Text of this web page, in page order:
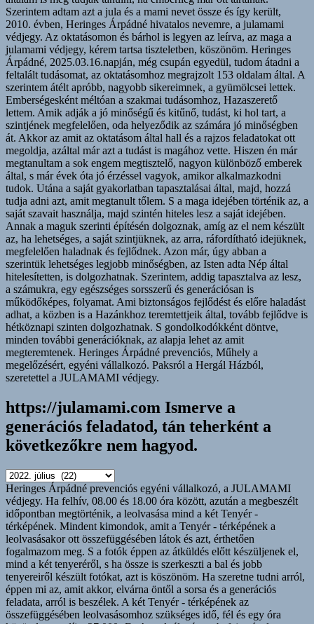
https://julamami.com Ismerve a
generációs feladatod, tán teherként a
következőkre nem hagyod.
https://julamami.com
Ismerve
a
generációs
feladatod,
tán
teherként
a
következőkre
nem
hagyod.
Heringes Árpádné prevenciós egyéni vállalkozó, a JULAMAMI
védjegy. Ha felhív, 08.00 és 18.00 óra között, azután a megbeszélt
időpontban megtörténik, a leolvasása mind a két Tenyér -
térképének. Mindent kimondok, amit a Tenyér - térképének a
leolvasásakor ott összefüggésében látok és azt, érthetően
fogalmazom meg. S a fotók éppen az átküldés előtt készüljenek el,
mind a két tenyeréről, s ha össze is szerkeszti a bal és jobb
tenyereiről készült fotókat, azt is köszönöm. Ha szeretne tudni arról,
éppen mi az, amit akkor, elvárna öntől a sorsa és a generációs
feladata, arról is beszélek. A két Tenyér - térképének az
összefüggésében leolvasásomhoz szükséges idő, fél és egy óra